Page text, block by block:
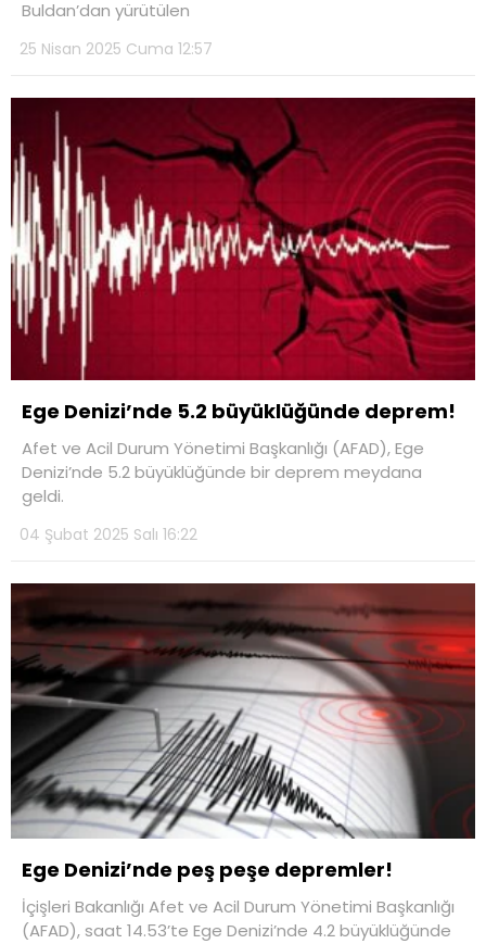
Buldan’dan yürütülen
25 Nisan 2025 Cuma 12:57
Ege Denizi’nde 5.2 büyüklüğünde deprem!
Afet ve Acil Durum Yönetimi Başkanlığı (AFAD), Ege
Denizi’nde 5.2 büyüklüğünde bir deprem meydana
geldi.
04 Şubat 2025 Salı 16:22
Ege Denizi’nde peş peşe depremler!
İçişleri Bakanlığı Afet ve Acil Durum Yönetimi Başkanlığı
(AFAD), saat 14.53’te Ege Denizi’nde 4.2 büyüklüğünde